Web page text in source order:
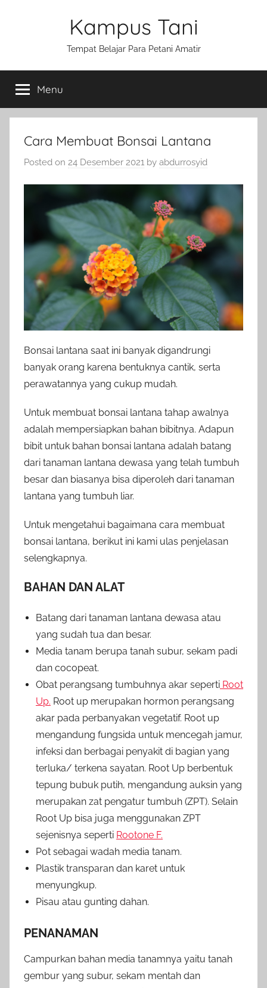
Kampus Tani
Tempat Belajar Para Petani Amatir
Menu
Cara Membuat Bonsai Lantana
Posted on 24 Desember 2021 by abdurrosyid
Bonsai lantana saat ini banyak digandrungi
banyak orang karena bentuknya cantik, serta
perawatannya yang cukup mudah.
Untuk membuat bonsai lantana tahap awalnya
adalah mempersiapkan bahan bibitnya. Adapun
bibit untuk bahan bonsai lantana adalah batang
dari tanaman lantana dewasa yang telah tumbuh
besar dan biasanya bisa diperoleh dari tanaman
lantana yang tumbuh liar.
Untuk mengetahui bagaimana cara membuat
bonsai lantana, berikut ini kami ulas penjelasan
selengkapnya.
BAHAN DAN ALAT
Batang dari tanaman lantana dewasa atau
yang sudah tua dan besar.
Media tanam berupa tanah subur, sekam padi
dan cocopeat.
Obat perangsang tumbuhnya akar seperti Root
Up. Root up merupakan hormon perangsang
akar pada perbanyakan vegetatif. Root up
mengandung fungsida untuk mencegah jamur,
infeksi dan berbagai penyakit di bagian yang
terluka/ terkena sayatan. Root Up berbentuk
tepung bubuk putih, mengandung auksin yang
merupakan zat pengatur tumbuh (ZPT). Selain
Root Up bisa juga menggunakan ZPT
sejenisnya seperti Rootone F.
Pot sebagai wadah media tanam.
Plastik transparan dan karet untuk
menyungkup.
Pisau atau gunting dahan.
PENANAMAN
Campurkan bahan media tanamnya yaitu tanah
gembur yang subur, sekam mentah dan